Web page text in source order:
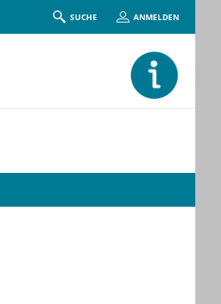
SUCHE ANMELDEN